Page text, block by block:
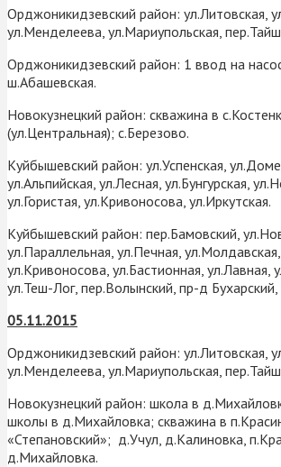
Орджоникидзевский район: ул.Литовская,
ул.Менделеева, ул.Мариупольская,
Орджоникидзевский район: 1 ввод на
ш.Абашевская.
Новокузнецкий район: скважина в
(ул.Центральная); с.Березово.
Куйбышевский район: ул.Успенская,
ул.Альпийская, ул.Лесная, ул.Бунгурская,
ул.Гористая, ул.Кривоносова, ул.Иркутская.
Куйбышевский район: пер.Бамовский,
ул.Параллельная, ул.Печная, ул.Молдавская,
ул.Кривоносова, ул.Бастионная, ул.Лавная,
ул.Теш-Лог, пер.Волынский, пр-д
05.11.2015
Орджоникидзевский район: ул.Литовская,
ул.Менделеева, ул.Мариупольская,
Новокузнецкий район: школа в
школы в д.Михайловка; скважина в
«Степановский»; д.Учул, д.Калиновка,
д.Михайловка.